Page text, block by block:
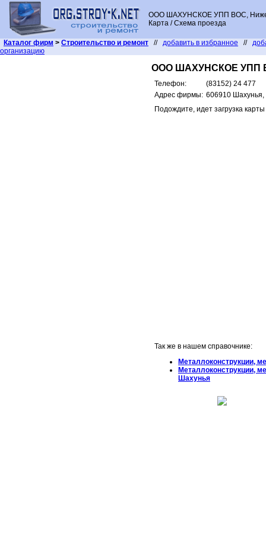
ООО ШАХУНСКОЕ УПП ВОС,
Карта / Схема проезда
Каталог фирм > Строительство и ремонт // добавить в избранное //
организацию
ООО ШАХУНСКОЕ УПП
Телефон:
(83152) 24 477
Адрес фирмы: 606910 Шахунья,
Подождите, идет загрузка карты
Так же в нашем справочнике:
Металлоконструкции,
Металлоконструкции,
Шахунья